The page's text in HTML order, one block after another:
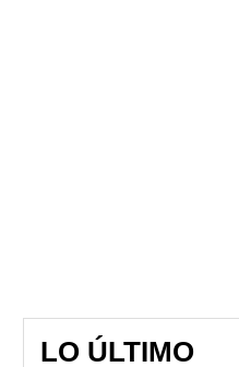
LO ÚLTIMO